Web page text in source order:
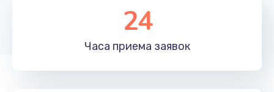
24
Часа приема заявок